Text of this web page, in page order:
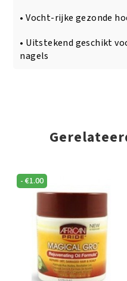
• Vocht-rijke gezonde
• Uitstekend geschikt
nagels
-€1.00